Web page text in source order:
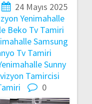
24 Mayıs 2025
Yenimahalle
Beko Tv Tamiri
Samsung
Tv Tamiri
Sunny
Tamircisi
0